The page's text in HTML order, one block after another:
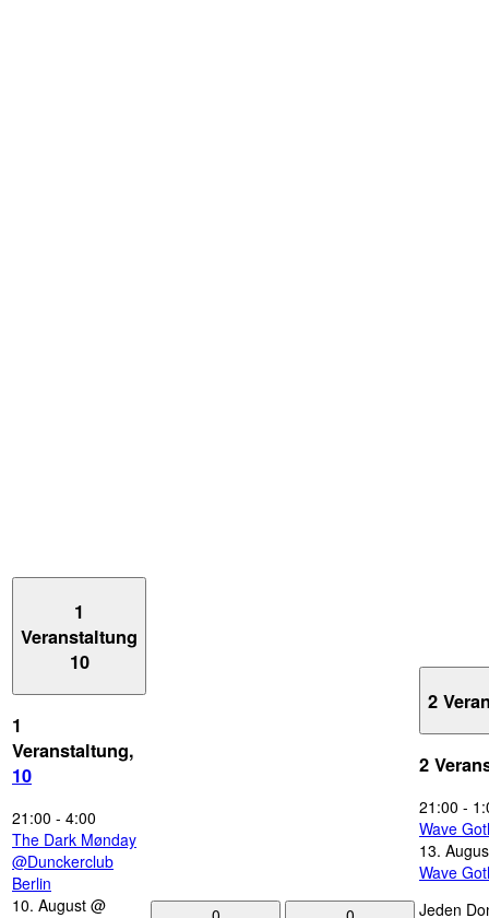
1
Veranstaltung
10
1
Veranstaltung,
10
21:00 - 4:00
The Dark Mønday
@Dunckerclub
Berlin
10. August @
2
2
21:00 -
Wave
13.
Wave
Jeden